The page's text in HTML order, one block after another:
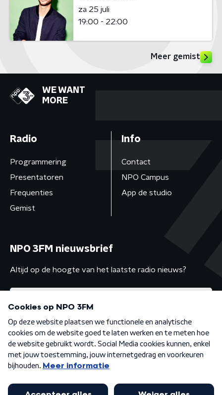
za 25 juli
19:00 - 22:00
Meer gemist
WE WANT
MORE
Radio
Programmering
Presentatoren
Frequenties
Gemist
Info
Contact
NPO Campus
App de studio
NPO 3FM nieuwsbrief
Altijd op de hoogte van het laatste radio nieuws?
Algemene voorwaarden Privacybeleid